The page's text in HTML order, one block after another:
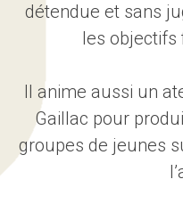
détendue et sans
les objectifs
Il anime aussi un
Gaillac pour
groupes de jeunes